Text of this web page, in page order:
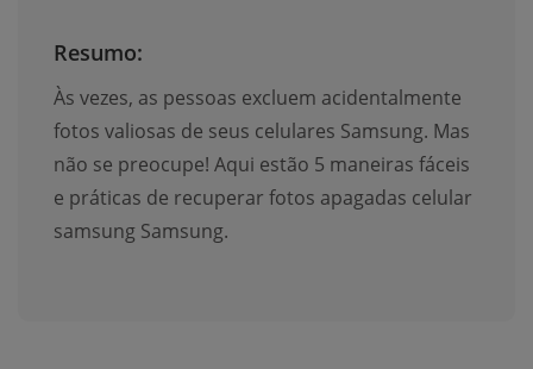
Resumo:
Às vezes, as pessoas excluem acidentalmente
fotos valiosas de seus celulares Samsung. Mas
não se preocupe! Aqui estão 5 maneiras fáceis
e práticas de recuperar fotos apagadas celular
samsung Samsung.